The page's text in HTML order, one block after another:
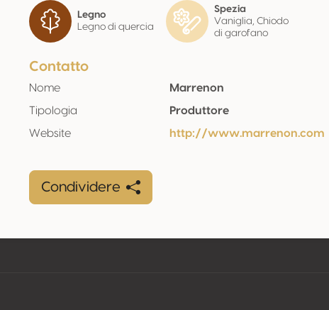
Legno
Legno di quercia
Spezia
Vaniglia, Chiodo
di garofano
Contatto
Nome
Marrenon
Tipologia
Produttore
Website
http://www.marrenon.com
Condividere